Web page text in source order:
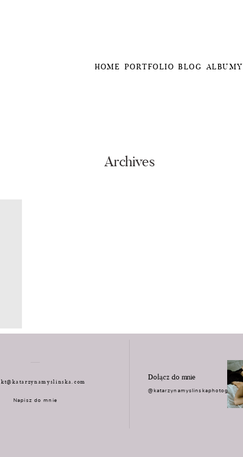
HOME PORTFOLIO BLOG ALBUMY
Archives
Napisz do mnie
Dołącz do mnie
@katarzynamyslinskaphotography